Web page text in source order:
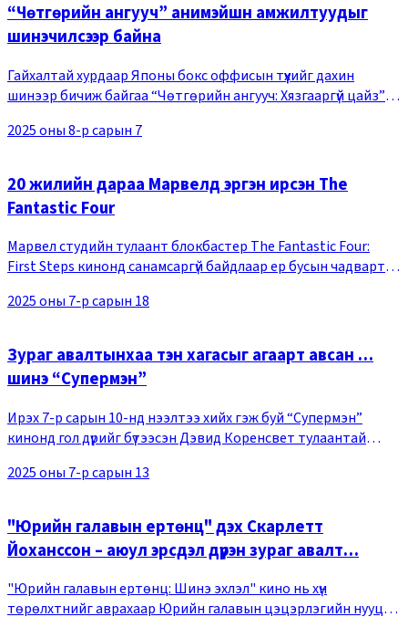
“Чөтгөрийн ангууч” анимэйшн амжилтуудыг
шинэчилсээр байна
Гайхалтай хурдаар Японы бокс оффисын түүхийг дахин
шинээр бичиж байгаа “Чөтгөрийн ангууч: Хязгааргүй цайз”
Коёохарүгийн 220 сая хувь борлуулагдсан
2025 оны 8-р сарын 7
20 жилийн дараа Марвелд эргэн ирсэн The
Fantastic Four
Марвел студийн тулаант блокбастер The Fantastic Four:
First Steps кинонд санамсаргүй байдлаар ер бусын чадвартай
дөрөв гараг ертөнцийг залгин сүйтг
2025 оны 7-р сарын 18
Зураг авалтынхаа тэн хагасыг агаарт авсан …
шинэ “Супермэн”
Ирэх 7-р сарын 10-нд нээлтээ хийх гэж буй “Супермэн”
кинонд гол дүрийг бүтээсэн Дэвид Коренсвет тулаантай
зун кинотеатруудын дэлгэцийг итгэл н
2025 оны 7-р сарын 13
"Юрийн галавын ертөнц" дэх Скарлетт
Йоханссон – аюул эрсдэл дүүрэн зураг авалт…
"Юрийн галавын ертөнц: Шинэ эхлэл" кино нь хүн
төрөлхтнийг аврахаар Юрийн галавын цэцэрлэгийн нууц